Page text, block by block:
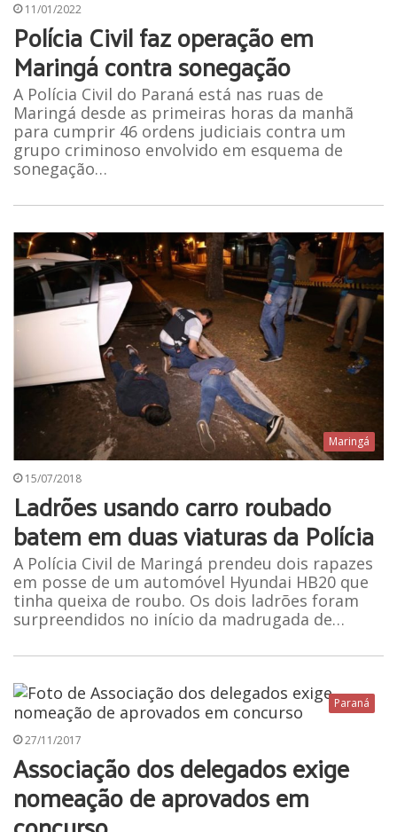
11/01/2022
Polícia Civil faz operação em
Maringá contra sonegação
A Polícia Civil do Paraná está nas ruas de
Maringá desde as primeiras horas da manhã
para cumprir 46 ordens judiciais contra um
grupo criminoso envolvido em esquema de
sonegação…
Maringá
15/07/2018
Ladrões usando carro roubado
batem em duas viaturas da Polícia
A Polícia Civil de Maringá prendeu dois rapazes
em posse de um automóvel Hyundai HB20 que
tinha queixa de roubo. Os dois ladrões foram
surpreendidos no início da madrugada de…
Paraná
27/11/2017
Associação dos delegados exige
nomeação de aprovados em